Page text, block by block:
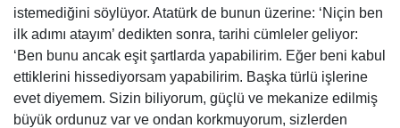
istemediğini söylüyor. Atatürk de bunun üzerine: ‘Niçin ben
ilk adımı atayım’ dedikten sonra, tarihi cümleler geliyor:
‘Ben bunu ancak eşit şartlarda yapabilirim. Eğer beni kabul
ettiklerini hissediyorsam yapabilirim. Başka türlü işlerine
evet diyemem. Sizin biliyorum, güçlü ve mekanize edilmiş
büyük ordunuz var ve ondan korkmuyorum, sizlerden